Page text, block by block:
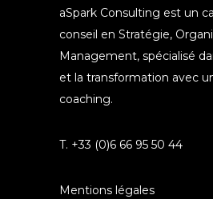
aSpark Consulting est un
conseil en Stratégie,
Management, spécialisé
et la transformation avec
coaching.
T. +33 (0)6 66 95 50 44
Mentions légales